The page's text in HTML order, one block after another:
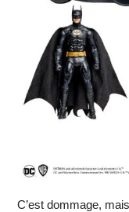
C’est dommage,